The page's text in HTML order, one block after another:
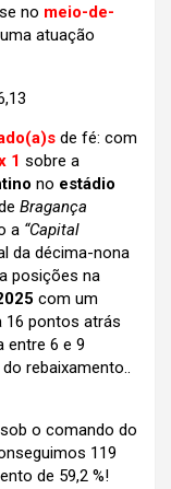
no meio-de-
atuação
de fé: com
1 sobre a
no estádio
Bragança
a “Capital
da décima-nona
posições na
com um
16 pontos atrás
entre 6 e 9
rebaixamento..
o comando do
119
de 59,2 %!